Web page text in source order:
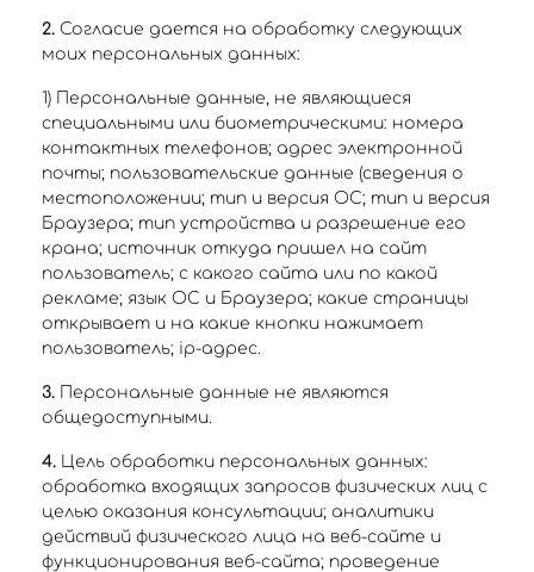
2. Согласие дается на обработку следующих
моих персональных данных:
1) Персональные данные, не являющиеся
специальными или биометрическими: номера
контактных телефонов; адрес электронной
почты; пользовательские данные (сведения о
местоположении; тип и версия ОС; тип и версия
Браузера; тип устройства и разрешение его
крана; источник откуда пришел на сайт
пользователь; с какого сайта или по какой
рекламе; язык ОС и Браузера; какие страницы
открывает и на какие кнопки нажимает
пользователь; ip-адрес.
3. Персональные данные не являются
общедоступными.
4. Цель обработки персональных данных:
обработка входящих запросов физических лиц с
целью оказания консультации; аналитики
действий физического лица на веб-сайте и
функционирования веб-сайта; проведение